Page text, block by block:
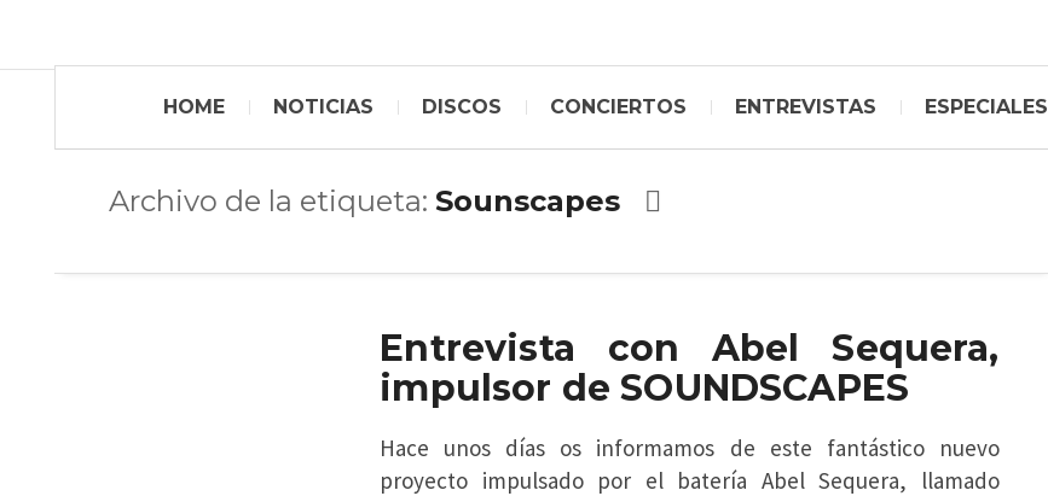
HOME NOTICIAS DISCOS CONCIERTOS ENTREVISTAS ESPECIALES
Archivo de la etiqueta: Sounscapes
Entrevista con Abel Sequera,
impulsor de SOUNDSCAPES
Hace unos días os informamos de este fantástico nuevo
proyecto impulsado por el batería Abel Sequera, llamado